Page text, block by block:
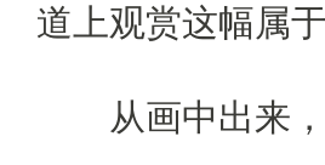
道上观赏这幅属
从画中出来，